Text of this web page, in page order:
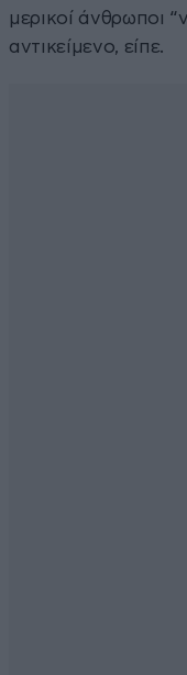
μερικοί άνθρωποι
αντικείμενο, είπε.